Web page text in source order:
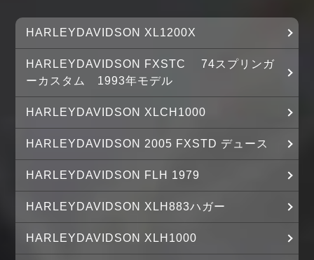
HARLEYDAVIDSON XL1200X
HARLEYDAVIDSON FXSTC 74スプリンガ
ーカスタム 1993年モデル
HARLEYDAVIDSON XLCH1000
HARLEYDAVIDSON 2005 FXSTD デュース
HARLEYDAVIDSON FLH 1979
HARLEYDAVIDSON XLH883ハガー
HARLEYDAVIDSON XLH1000